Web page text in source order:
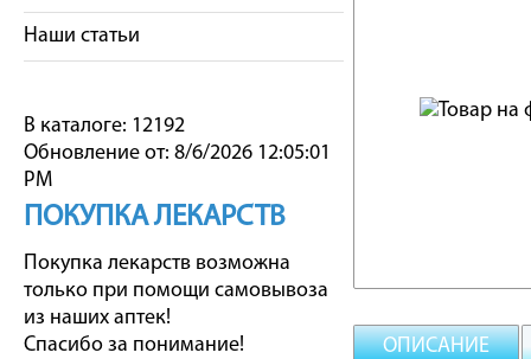
Наши статьи
В каталоге: 12192
Обновление от: 8/6/2026 12:05:01
PM
ПОКУПКА ЛЕКАРСТВ
Покупка лекарств возможна
только при помощи самовывоза
из наших аптек!
Спасибо за понимание!
ОПИСАНИЕ